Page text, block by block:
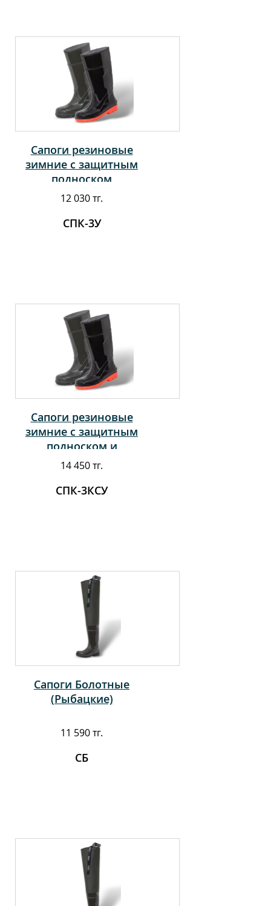
Сапоги резиновые
зимние с защитным
подноском
12 030 тг.
СПК-3У
Сапоги резиновые
зимние с защитным
подноском и
антипрокольной
14 450 тг.
СПК-3КСУ
Сапоги Болотные
(Рыбацкие)
11 590 тг.
СБ